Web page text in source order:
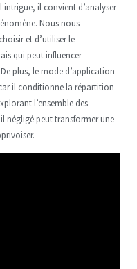
il convient d’analyser
Nous nous
et d’utiliser le
qui peut influencer
plus, le mode d’application
il conditionne la répartition
l’ensemble des
négligé peut transformer une